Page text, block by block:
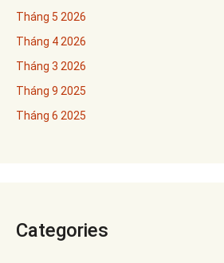
Tháng 5 2026
Tháng 4 2026
Tháng 3 2026
Tháng 9 2025
Tháng 6 2025
Categories